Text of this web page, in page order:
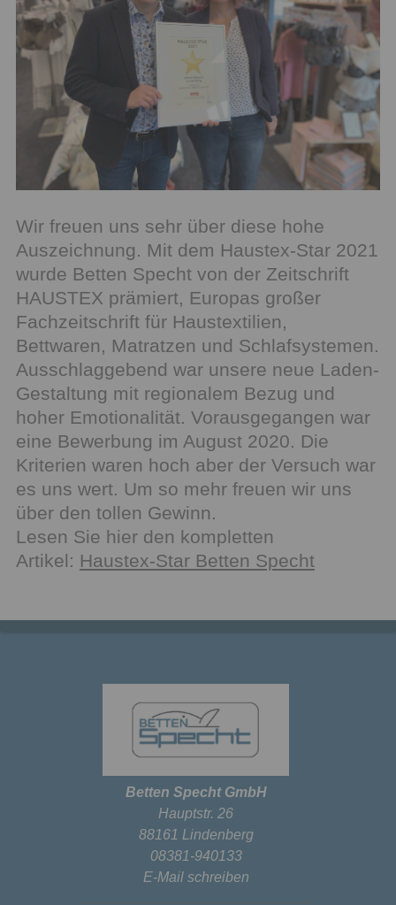
Wir freuen uns sehr über diese hohe
Auszeichnung. Mit dem Haustex-Star 2021
wurde Betten Specht von der Zeitschrift
HAUSTEX prämiert, Europas großer
Fachzeitschrift für Haustextilien,
Bettwaren, Matratzen und Schlafsystemen.
Ausschlaggebend war unsere neue Laden-
Gestaltung mit regionalem Bezug und
hoher Emotionalität. Vorausgegangen war
eine Bewerbung im August 2020. Die
Kriterien waren hoch aber der Versuch war
es uns wert. Um so mehr freuen wir uns
über den tollen Gewinn.
Lesen Sie hier den kompletten
Artikel: Haustex-Star Betten Specht
Betten Specht GmbH
Hauptstr. 26
88161 Lindenberg
08381-940133
E-Mail schreiben